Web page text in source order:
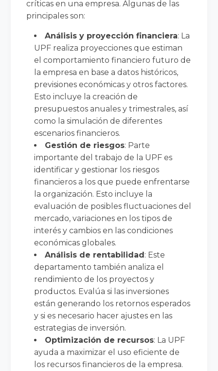
críticas en una empresa. Algunas de las
principales son:
Análisis y proyección financiera: La
UPF realiza proyecciones que estiman
el comportamiento financiero futuro de
la empresa en base a datos históricos,
previsiones económicas y otros factores.
Esto incluye la creación de
presupuestos anuales y trimestrales, así
como la simulación de diferentes
escenarios financieros.
Gestión de riesgos: Parte
importante del trabajo de la UPF es
identificar y gestionar los riesgos
financieros a los que puede enfrentarse
la organización. Esto incluye la
evaluación de posibles fluctuaciones del
mercado, variaciones en los tipos de
interés y cambios en las condiciones
económicas globales.
Análisis de rentabilidad: Este
departamento también analiza el
rendimiento de los proyectos y
productos. Evalúa si las inversiones
están generando los retornos esperados
y si es necesario hacer ajustes en las
estrategias de inversión.
Optimización de recursos: La UPF
ayuda a maximizar el uso eficiente de
los recursos financieros de la empresa.